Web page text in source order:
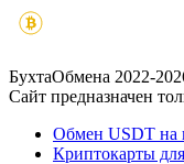
БухтаОбмена 2022-
Сайт предназначен
Обмен USDT на
Криптокарты